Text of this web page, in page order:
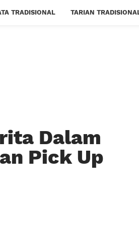
TRADISIONAL TARIAN
Dalam
Pick Up